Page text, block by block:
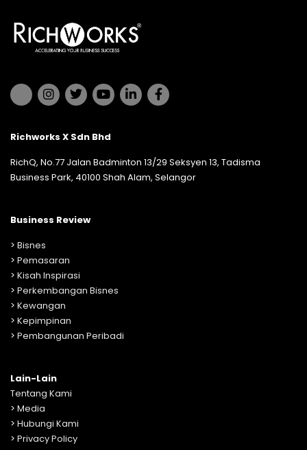
Richworks X Sdn Bhd
RichQ, No.77 Jalan Badminton 13/29 Seksyen 13, Tadisma
Business Park, 40100 Shah Alam, Selangor
Business Review
> Bisnes
> Pemasaran
> Kisah Inspirasi
> Perkembangan Bisnes
> Kewangan
> Kepimpinan
> Pembangunan Peribadi
Lain-Lain
Tentang Kami
> Media
> Hubungi Kami
> Privacy Policy